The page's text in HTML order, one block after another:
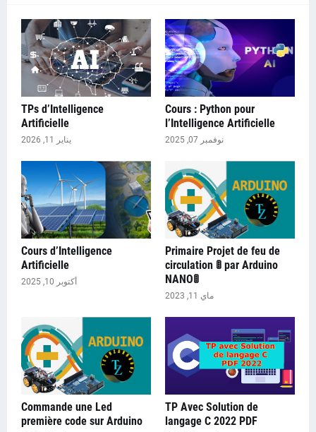
TPs d’Intelligence
Artificielle
يناير 11, 2026
Cours : Python pour
l’Intelligence Artificielle
نوفمبر 07, 2025
Cours d’Intelligence
Artificielle
أكتوبر 10, 2025
Primaire Projet de feu de
circulation 🚦 par Arduino
NANO🚦
ماي 11, 2023
Commande une Led
première code sur Arduino
TP Avec Solution de
langage C 2022 PDF